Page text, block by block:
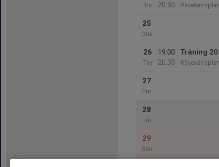
Tis
20:30
Rävekärrsplan
25
Ons
26
Tor
19:00
20:30
Träning
Rävekärrsplan
27
Fre
28
Lör
29
Sön